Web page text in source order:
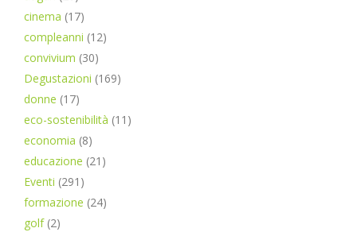
cinema (17)
compleanni (12)
convivium (30)
Degustazioni (169)
donne (17)
eco-sostenibilità (11)
economia (8)
educazione (21)
Eventi (291)
formazione (24)
golf(2)